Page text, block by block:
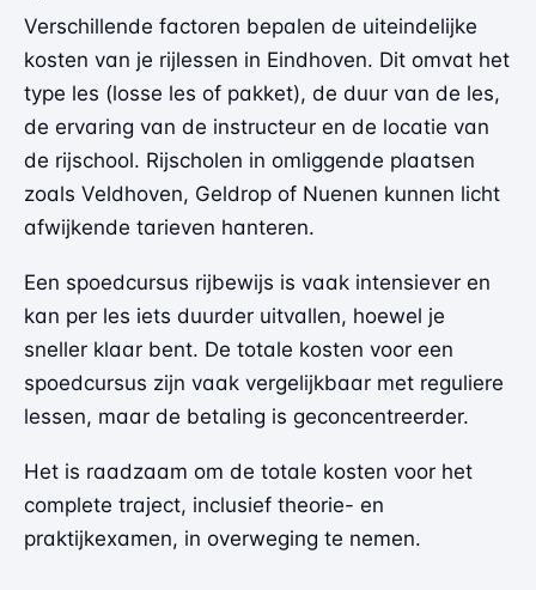
Verschillende factoren bepalen de uiteindelijke
kosten van je rijlessen in Eindhoven. Dit omvat het
type les (losse les of pakket), de duur van de les,
de ervaring van de instructeur en de locatie van
de rijschool. Rijscholen in omliggende plaatsen
zoals Veldhoven, Geldrop of Nuenen kunnen licht
afwijkende tarieven hanteren.
Een spoedcursus rijbewijs is vaak intensiever en
kan per les iets duurder uitvallen, hoewel je
sneller klaar bent. De totale kosten voor een
spoedcursus zijn vaak vergelijkbaar met reguliere
lessen, maar de betaling is geconcentreerder.
Het is raadzaam om de totale kosten voor het
complete traject, inclusief theorie- en
praktijkexamen, in overweging te nemen.